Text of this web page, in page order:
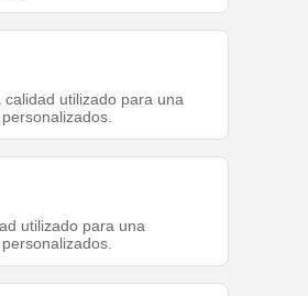
utilizado para una
utilizado para una